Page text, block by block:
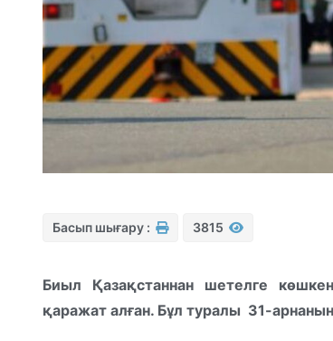
Басып шығару : 3815
Биыл Қазақстаннан шетелге
қаражат алған. Бұл туралы 31-